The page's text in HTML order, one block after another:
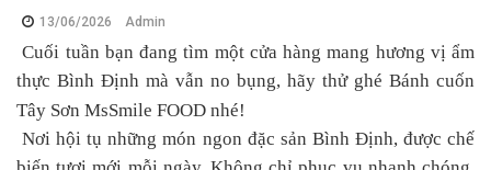
13/06/2026 Admin
Cuối tuần bạn đang tìm một cửa hàng mang hương vị ẩm
thực Bình Định mà vẫn no bụng, hãy thử ghé Bánh cuốn
Tây Sơn MsSmile FOOD nhé!
Nơi hội tụ những món ngon đặc sản Bình Định, được chế